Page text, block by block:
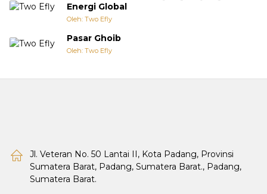
Energi Global
Oleh: Two Efly
Pasar Ghoib
Oleh: Two Efly
Jl. Veteran No. 50 Lantai II, Kota Padang, Provinsi
Sumatera Barat, Padang, Sumatera Barat., Padang,
Sumatera Barat.